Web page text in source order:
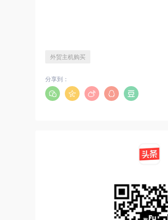
外贸主机购买
分享到：